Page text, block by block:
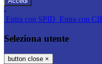
-
Entra con SPID Entra con
Seleziona utente
button close ×